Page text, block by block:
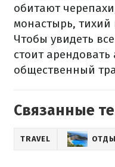
обитают
монастырь, тихий
Чтобы увидеть
стоит
общественный
Связанные
TRAVEL